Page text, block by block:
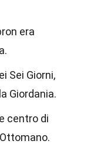
era
Sei Giorni,
Giordania.
centro di